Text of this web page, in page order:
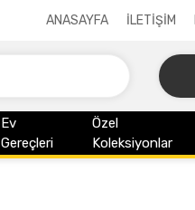
ANASAYFA İLETİŞİM
Ev
Gereçleri
Özel
Koleksiyonlar